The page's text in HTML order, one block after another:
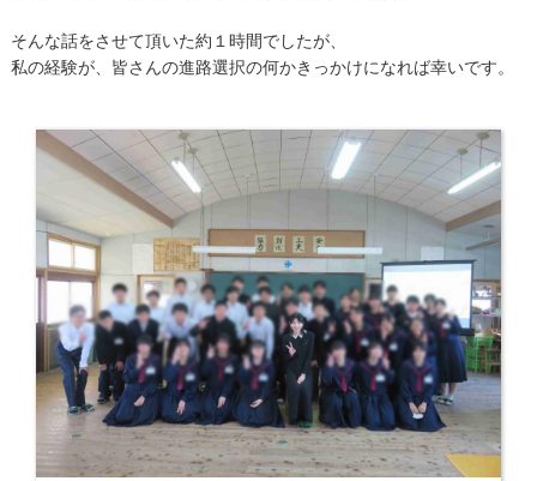
そんな話をさせて頂いた約１時間でしたが、
私の経験が、皆さんの進路選択の何かきっかけになれば幸いです。